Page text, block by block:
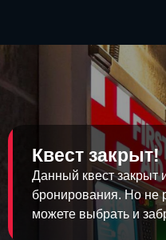
Квест закрыт!
Данный квест закрыт
бронирования. Но не
можете выбрать и